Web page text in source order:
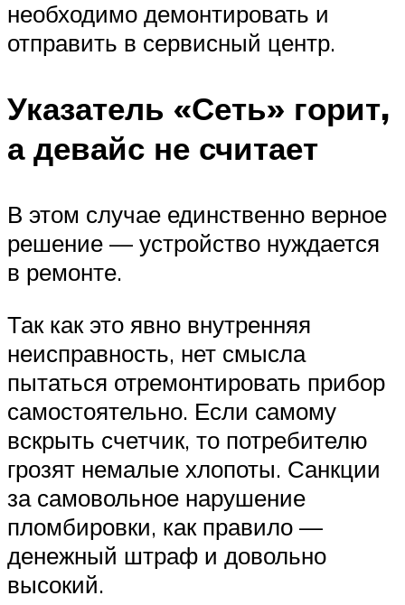
необходимо демонтировать и
отправить в сервисный центр.
Указатель «Сеть» горит,
а девайс не считает
В этом случае единственно верное
решение — устройство нуждается
в ремонте.
Так как это явно внутренняя
неисправность, нет смысла
пытаться отремонтировать прибор
самостоятельно. Если самому
вскрыть счетчик, то потребителю
грозят немалые хлопоты. Санкции
за самовольное нарушение
пломбировки, как правило —
денежный штраф и довольно
высокий.